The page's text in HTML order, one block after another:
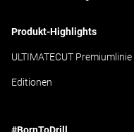
Produkt-Highlights
ULTIMATECUT Premiumlinie
Editionen